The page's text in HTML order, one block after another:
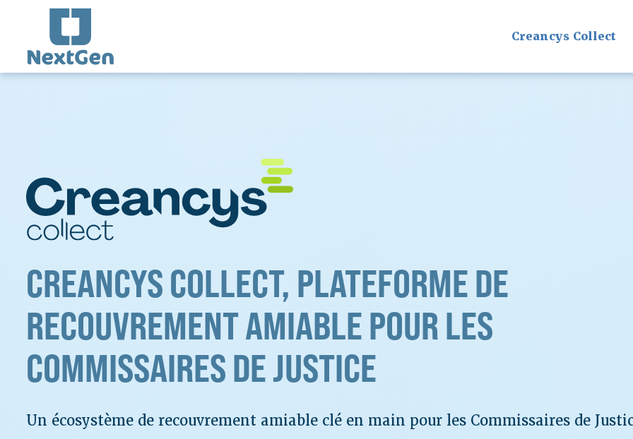
Creancys Collect
CREANCYS COLLECT, PLATEFORME DE
RECOUVREMENT AMIABLE POUR LES
COMMISSAIRES DE JUSTICE
Un écosystème de recouvrement amiable clé en main pour les Commissaires de